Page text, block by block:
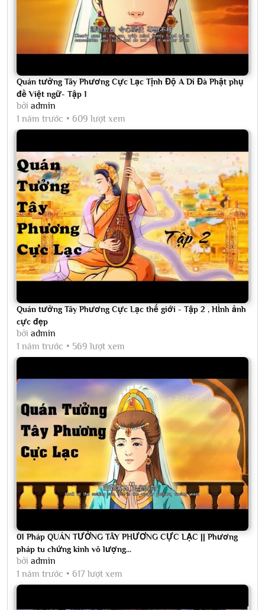
Quán tưởng Tây Phương Cực Lạc Tịnh Độ A Di Đà Phật phụ
đề Việt ngữ- Tập 1
bởi admin
1 năm trước
609 lượt xem
Quán tưởng Tây Phương Cực Lạc thế giới - Tập 2 , HÌnh ảnh
cực đẹp
bởi admin
1 năm trước
569 lượt xem
01 Pháp QUÁN TƯỞNG TÂY PHƯƠNG CỰC LẠC || Phương
pháp tu chứng kinh vô lượng...
bởi admin
1 năm trước
617 lượt xem